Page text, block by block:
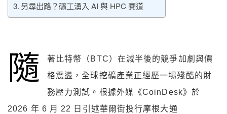
另尋出路？礦工湧入 AI 與 HPC 賽道
隨
著比特幣（BTC）在減半後的競爭加劇與價
格震盪，全球挖礦產業正經歷一場殘酷的財
務壓力測試。根據外媒《CoinDesk》於
2026 年 6 月 22 日引述華爾街投行摩根大通